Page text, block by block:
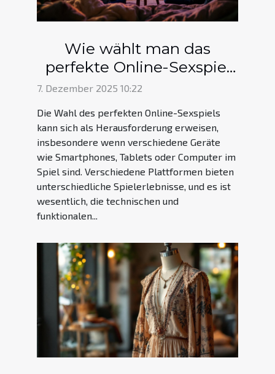
Wie wählt man das
perfekte Online-Sexspiel
für verschiedene Geräte?
7. Dezember 2025 10:22
Die Wahl des perfekten Online-Sexspiels
kann sich als Herausforderung erweisen,
insbesondere wenn verschiedene Geräte
wie Smartphones, Tablets oder Computer im
Spiel sind. Verschiedene Plattformen bieten
unterschiedliche Spielerlebnisse, und es ist
wesentlich, die technischen und
funktionalen...